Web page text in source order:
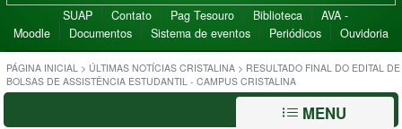
SUAP Contato Pag Tesouro Biblioteca
AVA -
Moodle
Documentos Sistema de eventos Periódicos Ouvidoria
PÁGINA INICIAL > ÚLTIMAS NOTÍCIAS CRISTALINA > RESULTADO FINAL DO EDITAL DE
BOLSAS DE ASSISTÊNCIA ESTUDANTIL - CAMPUS CRISTALINA
MENU